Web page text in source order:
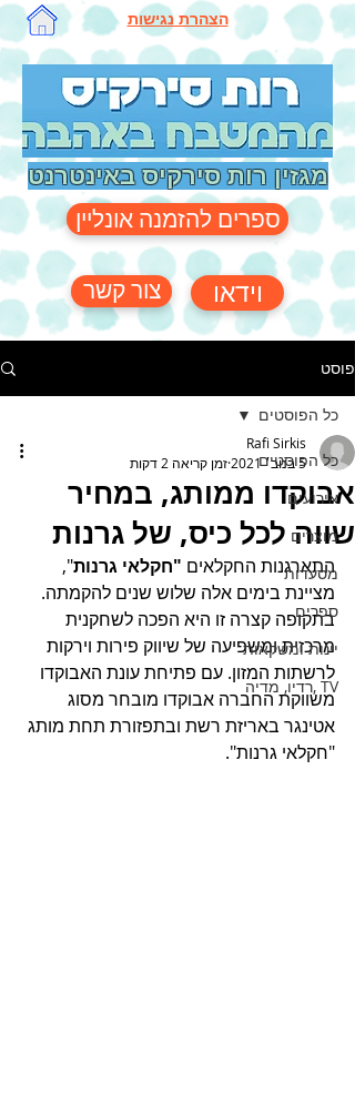
הצהרת נגישות
מגזין רות סירקיס באינטרנט
ספרים להזמנה אונליין
צור קשר וידאו
פוסט
כל הפוסטים
אירועים
מוצרים
מסעדות
ספרים
יינות ומשקאות
TV ,רדיו, מדיה
כל הפוסטים
אבוקדו ממותג, במחיר
שווה לכל כיס, של גרנות
Rafi Sirkis
5 בנוב׳ 2021
זמן קריאה 2 דקות
התארגנות החקלאים "חקלאי גרנות",
מציינת בימים אלה שלוש שנים להקמתה.
בתקופה קצרה זו היא הפכה לשחקנית
מרכזית ומשפיעה של שיווק פירות וירקות
לרשתות המזון. עם פתיחת עונת האבוקדו
משווקת החברה אבוקדו מובחר מסוג
אטינגר באריזת רשת ובתפזורת תחת מותג
"חקלאי גרנות".